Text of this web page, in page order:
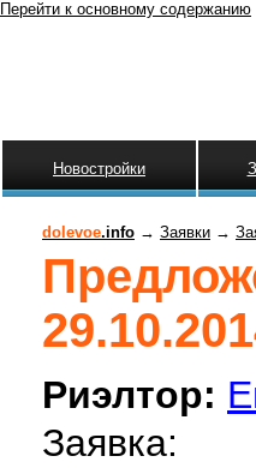
Перейти к основному содержанию
Новостройки
dolevoe.info → Заявки →
Риэлтор:
Заявка: